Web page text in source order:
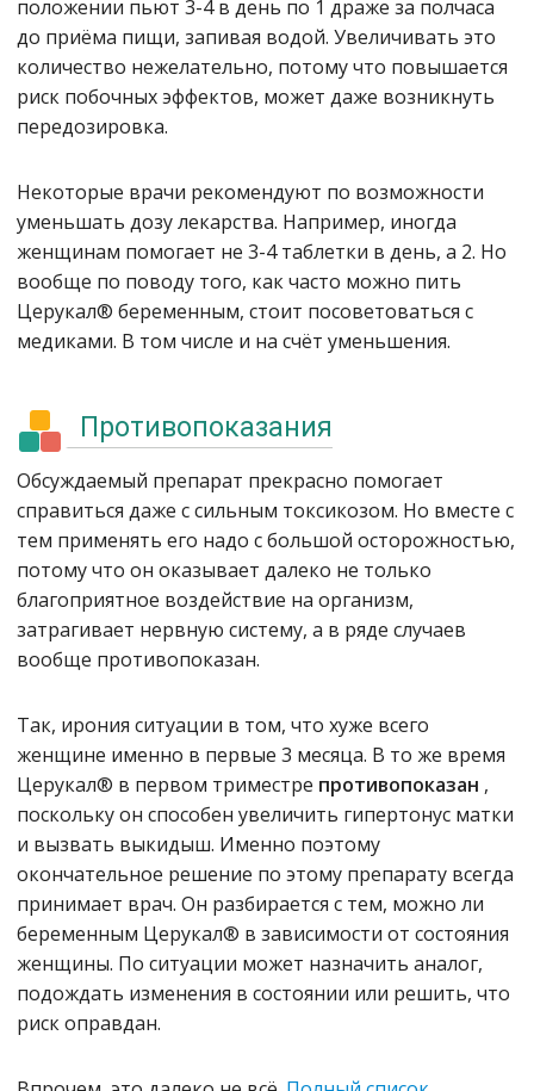
положении пьют 3-4 в день по 1 драже за полчаса
до приёма пищи, запивая водой. Увеличивать это
количество нежелательно, потому что повышается
риск побочных эффектов, может даже возникнуть
передозировка.
Некоторые врачи рекомендуют по возможности
уменьшать дозу лекарства. Например, иногда
женщинам помогает не 3-4 таблетки в день, а 2. Но
вообще по поводу того, как часто можно пить
Церукал® беременным, стоит посоветоваться с
медиками. В том числе и на счёт уменьшения.
Противопоказания
Обсуждаемый препарат прекрасно помогает
справиться даже с сильным токсикозом. Но вместе с
тем применять его надо с большой осторожностью,
потому что он оказывает далеко не только
благоприятное воздействие на организм,
затрагивает нервную систему, а в ряде случаев
вообще противопоказан.
Так, ирония ситуации в том, что хуже всего
женщине именно в первые 3 месяца. В то же время
Церукал® в первом триместре противопоказан ,
поскольку он способен увеличить гипертонус матки
и вызвать выкидыш. Именно поэтому
окончательное решение по этому препарату всегда
принимает врач. Он разбирается с тем, можно ли
беременным Церукал® в зависимости от состояния
женщины. По ситуации может назначить аналог,
подождать изменения в состоянии или решить, что
риск оправдан.